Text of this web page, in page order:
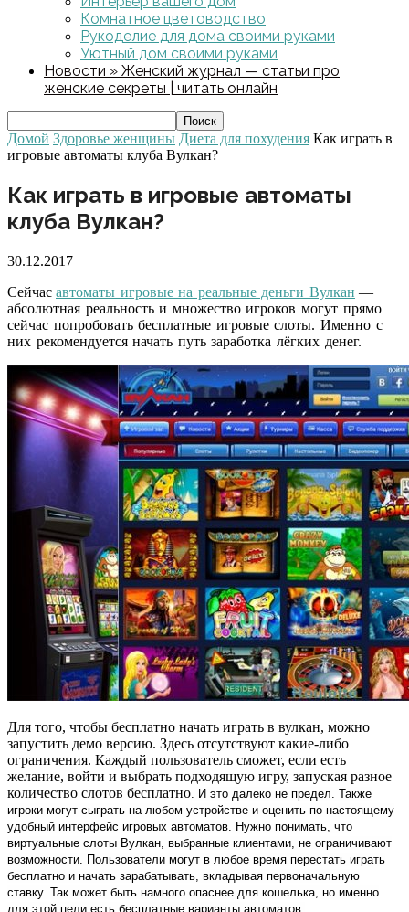
Комнатное цветоводство
Рукоделие для дома своими руками
Уютный дом своими руками
Новости » Женский журнал — статьи про
женские секреты | читать онлайн
Домой Здоровье женщины Диета для похудения Как играть в
игровые автоматы клуба Вулкан?
Как играть в игровые автоматы
клуба Вулкан?
30.12.2017
Сейчас автоматы игровые на реальные деньги Вулкан —
абсолютная реальность и множество игроков могут прямо
сейчас попробовать бесплатные игровые слоты. Именно с
них рекомендуется начать путь заработка лёгких денег.
Для того, чтобы бесплатно начать играть в вулкан, можно
запустить демо версию. Здесь отсутствуют какие-либо
ограничения. Каждый пользователь сможет, если есть
желание, войти и выбрать подходящую игру, запуская разное
количество слотов бесплатно . И это далеко не предел. Также
игроки могут сыграть на любом устройстве и оценить по настоящему
удобный интерфейс игровых автоматов. Нужно понимать, что
виртуальные слоты Вулкан, выбранные клиентами, не ограничивают
возможности. Пользователи могут в любое время перестать играть
бесплатно и начать зарабатывать, вкладывая первоначальную
ставку. Так может быть намного опаснее для кошелька, но именно
для этой цели есть бесплатные варианты автоматов.